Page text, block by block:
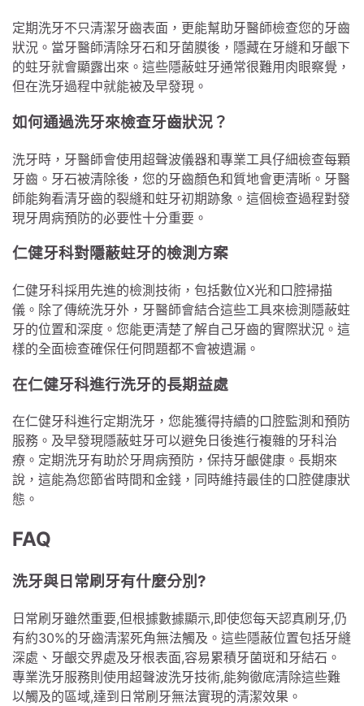
定期洗牙不只清潔牙齒表面，更能幫助牙醫師檢查您的牙齒
狀況。當牙醫師清除牙石和牙菌膜後，隱藏在牙縫和牙齦下
的蛀牙就會顯露出來。這些隱蔽蛀牙通常很難用肉眼察覺，
但在洗牙過程中就能被及早發現。
如何通過洗牙來檢查牙齒狀況？
洗牙時，牙醫師會使用超聲波儀器和專業工具仔細檢查每顆
牙齒。牙石被清除後，您的牙齒顏色和質地會更清晰。牙醫
師能夠看清牙齒的裂縫和蛀牙初期跡象。這個檢查過程對發
現牙周病預防的必要性十分重要。
仁健牙科對隱蔽蛀牙的檢測方案
仁健牙科採用先進的檢測技術，包括數位X光和口腔掃描
儀。除了傳統洗牙外，牙醫師會結合這些工具來檢測隱蔽蛀
牙的位置和深度。您能更清楚了解自己牙齒的實際狀況。這
樣的全面檢查確保任何問題都不會被遺漏。
在仁健牙科進行洗牙的長期益處
在仁健牙科進行定期洗牙，您能獲得持續的口腔監測和預防
服務。及早發現隱蔽蛀牙可以避免日後進行複雜的牙科治
療。定期洗牙有助於牙周病預防，保持牙齦健康。長期來
說，這能為您節省時間和金錢，同時維持最佳的口腔健康狀
態。
FAQ
洗牙與日常刷牙有什麼分別?
日常刷牙雖然重要,但根據數據顯示,即使您每天認真刷牙,仍
有約30%的牙齒清潔死角無法觸及。這些隱蔽位置包括牙縫
深處、牙齦交界處及牙根表面,容易累積牙菌斑和牙結石。
專業洗牙服務則使用超聲波洗牙技術,能夠徹底清除這些難
以觸及的區域,達到日常刷牙無法實現的清潔效果。